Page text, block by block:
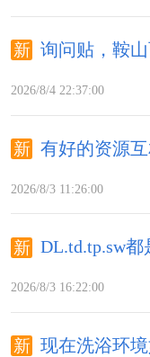
询问贴，鞍
2026/8/4 22:37:00
有好的资源
2026/8/3 11:26:00
DL.td.tp.sw
2026/8/3 16:22:00
现在洗浴环